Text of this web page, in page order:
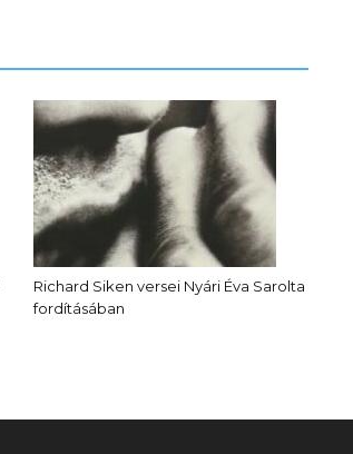
Richard Siken versei Nyári Éva Sarolta
fordításában